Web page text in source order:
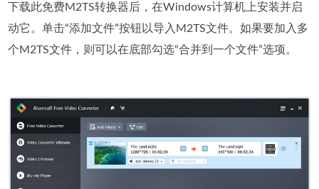
下载此免费M2TS转换器后，在Windows计算机上安装并启
动它。单击“添加文件”按钮以导入M2TS文件。如果要加入多
个M2TS文件，则可以在底部勾选“合并到一个文件”选项。